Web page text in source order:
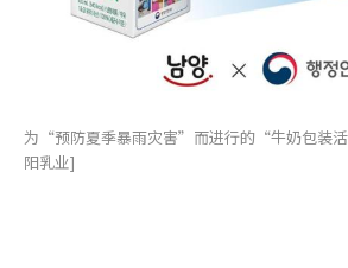
为“预防夏季暴雨灾害”而进行的“牛奶包装
阳乳业]